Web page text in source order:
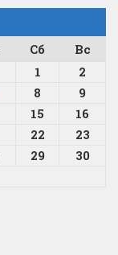
Сб
Вс
1
2
8
9
15
16
22
23
29
30